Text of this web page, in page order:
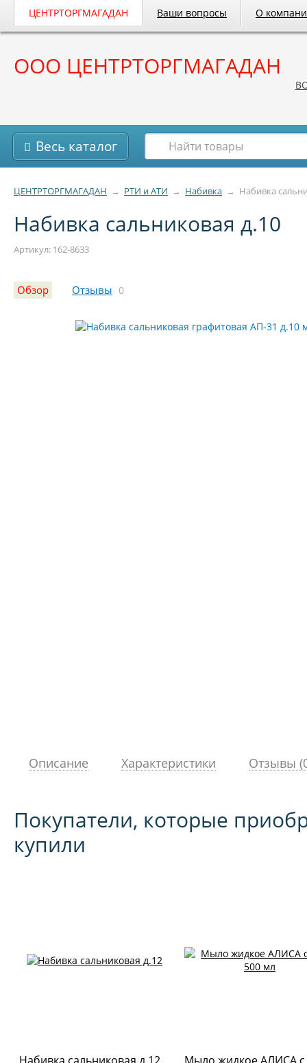
ЦЕНТРТОРГМАГАДАН Ваши вопросы О
ООО ЦЕНТРТОРГМАГАДАН
Весь каталог
ЦЕНТРТОРГМАГАДАН → РТИ и АТИ → Набивка → Набивка
Набивка сальниковая д.10
Артикул: 162-8633
Обзор Отзывы 0
Описание Характеристики Отзывы
Покупатели, которые
купили